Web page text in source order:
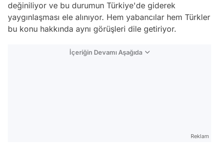
değiniliyor ve bu durumun Türkiye'de giderek
yaygınlaşması ele alınıyor. Hem yabancılar hem Türkler
bu konu hakkında aynı görüşleri dile getiriyor.
İçeriğin Devamı Aşağıda
Reklam